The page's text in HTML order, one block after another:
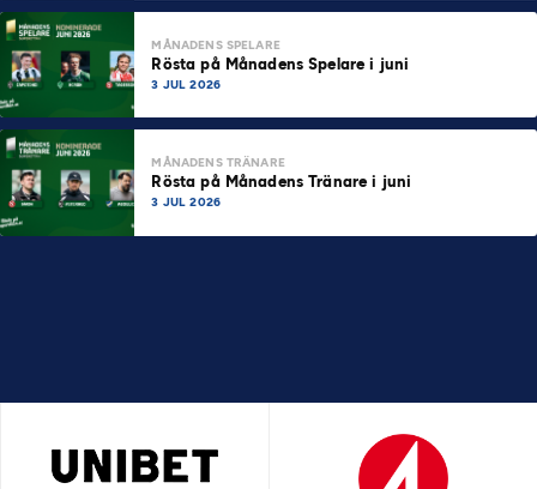
MÅNADENS SPELARE
Rösta på Månadens Spelare i juni
3 JUL 2026
MÅNADENS TRÄNARE
Rösta på Månadens Tränare i juni
3 JUL 2026